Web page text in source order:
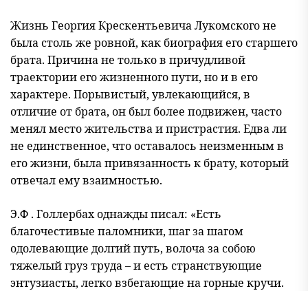
Жизнь Георгия Крескентьевича Лукомского не
была столь же ровной, как биография его старшего
брата. Причина не только в причудливой
траектории его жизненного пути, но и в его
характере. Порывистый, увлекающийся, в
отличие от брата, он был более подвижен, часто
менял место жительства и пристрастия. Едва ли
не единственное, что оставалось неизменным в
его жизни, была привязанность к брату, который
отвечал ему взаимностью.
Э.Ф . Голлербах однажды писал: «Есть
благочестивые паломники, шаг за шагом
одолевающие долгий путь, волоча за собою
тяжелый груз труда – и есть странствующие
энтузиасты, легко взбегающие на горные кручи.